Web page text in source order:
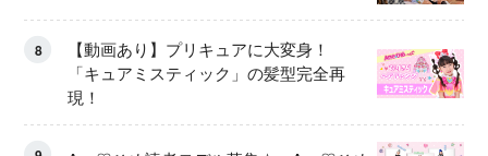
8
【動画あり】プリキュアに大変身！
「キュアミスティック」の髪型完全再
現！